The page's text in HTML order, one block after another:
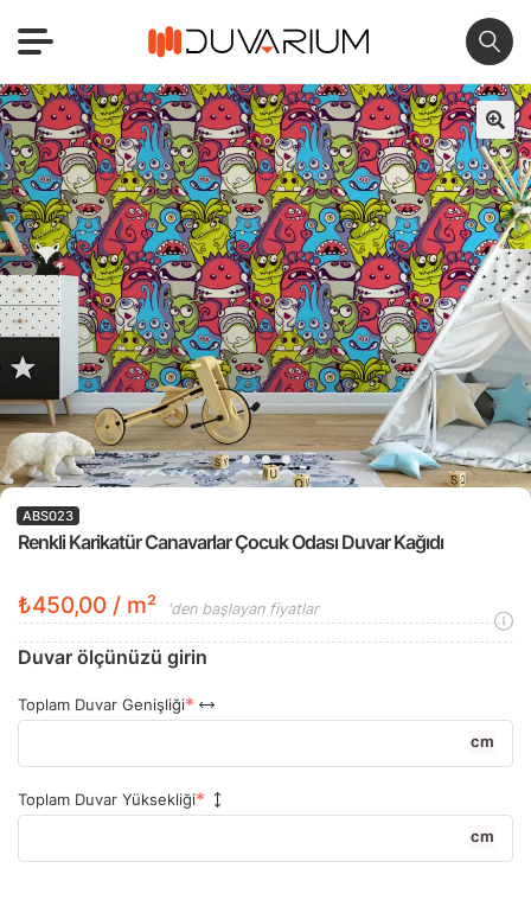
🔍
Renkli Karikatür Canavarlar Çocuk Odası Duvar Kağıdı
ABS023
₺450,00 / m² 'den başlayan fiyatlar
Duvar ölçünüzü girin
Toplam Duvar Genişliği
cm
Toplam Duvar Yüksekliği
cm